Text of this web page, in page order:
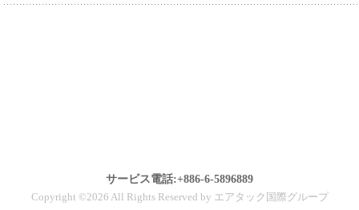
サービス電話:+886-6-5896889
Copyright ©2026 All Rights Reserved by エアタック国際グループ